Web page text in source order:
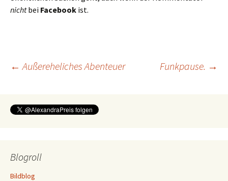
nichtbei Facebook ist.
Beitragsnavigation
← Außereheliches Abenteuer Funkpause. →
Blogroll
Bildblog